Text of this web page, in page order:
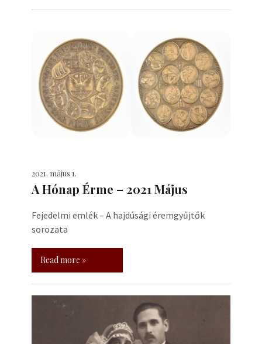
2021. május 1.
A Hónap Érme – 2021 Május
Fejedelmi emlék – A hajdúsági éremgyűjtők
sorozata
Read more »